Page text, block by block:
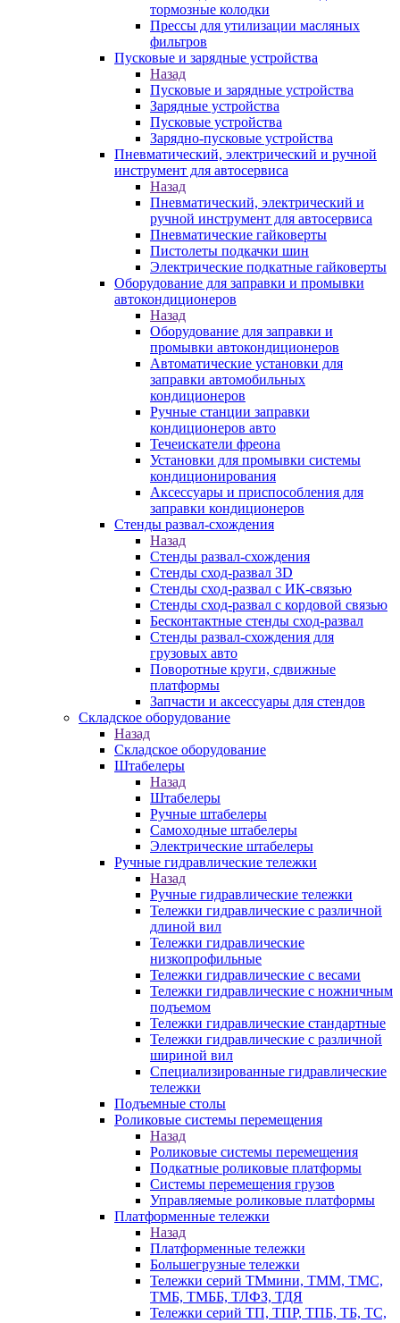
тормозные колодки
Прессы для утилизации масляных
фильтров
Пусковые и зарядные устройства
Назад
Пусковые и зарядные устройства
Зарядные устройства
Пусковые устройства
Зарядно-пусковые устройства
Пневматический, электрический и ручной
инструмент для автосервиса
Назад
Пневматический, электрический и
ручной инструмент для автосервиса
Пневматические гайковерты
Пистолеты подкачки шин
Электрические подкатные гайковерты
Оборудование для заправки и промывки
автокондиционеров
Назад
Оборудование для заправки и
промывки автокондиционеров
Автоматические установки для
заправки автомобильных
кондиционеров
Ручные станции заправки
кондиционеров авто
Течеискатели фреона
Установки для промывки системы
кондиционирования
Аксессуары и приспособления для
заправки кондиционеров
Стенды развал-схождения
Назад
Стенды развал-схождения
Стенды сход-развал 3D
Стенды сход-развал с ИК-связью
Стенды сход-развал с кордовой связью
Бесконтактные стенды сход-развал
Стенды развал-схождения для
грузовых авто
Поворотные круги, сдвижные
платформы
Запчасти и аксессуары для стендов
Складское оборудование
Назад
Складское оборудование
Штабелеры
Назад
Штабелеры
Ручные штабелеры
Самоходные штабелеры
Электрические штабелеры
Ручные гидравлические тележки
Назад
Ручные гидравлические тележки
Тележки гидравлические с различной
длиной вил
Тележки гидравлические
низкопрофильные
Тележки гидравлические с весами
Тележки гидравлические с ножничным
подъемом
Тележки гидравлические стандартные
Тележки гидравлические с различной
шириной вил
Специализированные гидравлические
тележки
Подъемные столы
Роликовые системы перемещения
Назад
Роликовые системы перемещения
Подкатные роликовые платформы
Системы перемещения грузов
Управляемые роликовые платформы
Платформенные тележки
Назад
Платформенные тележки
Большегрузные тележки
Тележки серий ТМмини, ТММ, ТМС,
ТМБ, ТМББ, ТЛФЗ, ТДЯ
Тележки серий ТП, ТПР, ТПБ, ТБ, ТС,